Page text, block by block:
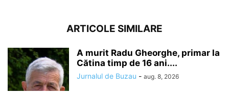
ARTICOLE SIMILARE
A murit Radu Gheorghe, primar la
Cătina timp de 16 ani....
Jurnalul de Buzau - aug. 8, 2026